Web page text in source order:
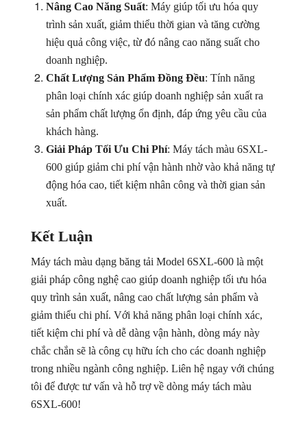
Nâng Cao Năng Suất: Máy giúp tối ưu hóa quy
trình sản xuất, giảm thiểu thời gian và tăng cường
hiệu quả công việc, từ đó nâng cao năng suất cho
doanh nghiệp.
Chất Lượng Sản Phẩm Đồng Đều: Tính năng
phân loại chính xác giúp doanh nghiệp sản xuất ra
sản phẩm chất lượng ổn định, đáp ứng yêu cầu của
khách hàng.
Giải Pháp Tối Ưu Chi Phí: Máy tách màu 6SXL-
600 giúp giảm chi phí vận hành nhờ vào khả năng tự
động hóa cao, tiết kiệm nhân công và thời gian sản
xuất.
Kết Luận
Máy tách màu dạng băng tải Model 6SXL-600 là một
giải pháp công nghệ cao giúp doanh nghiệp tối ưu hóa
quy trình sản xuất, nâng cao chất lượng sản phẩm và
giảm thiểu chi phí. Với khả năng phân loại chính xác,
tiết kiệm chi phí và dễ dàng vận hành, dòng máy này
chắc chắn sẽ là công cụ hữu ích cho các doanh nghiệp
trong nhiều ngành công nghiệp. Liên hệ ngay với chúng
tôi để được tư vấn và hỗ trợ về dòng máy tách màu
6SXL-600!